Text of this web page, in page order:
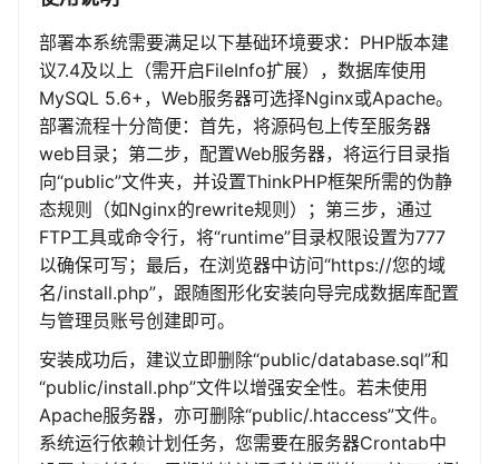
部署本系统需要满足以下基础环境要求：PHP版本建
议7.4及以上（需开启FileInfo扩展），数据库使用
MySQL 5.6+，Web服务器可选择Nginx或Apache。
部署流程十分简便：首先，将源码包上传至服务器
web目录；第二步，配置Web服务器，将运行目录指
向“public”文件夹，并设置ThinkPHP框架所需的伪静
态规则（如Nginx的rewrite规则）；第三步，通过
FTP工具或命令行，将“runtime”目录权限设置为777
以确保可写；最后，在浏览器中访问“https://您的域
名/install.php”，跟随图形化安装向导完成数据库配置
与管理员账号创建即可。
安装成功后，建议立即删除“public/database.sql”和
“public/install.php”文件以增强安全性。若未使用
Apache服务器，亦可删除“public/.htaccess”文件。
系统运行依赖计划任务，您需要在服务器Crontab中